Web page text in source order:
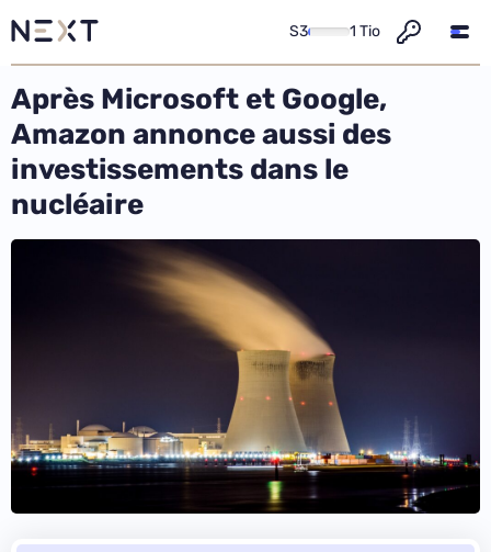
S3 1 Tio
Après Microsoft et Google,
Amazon annonce aussi des
investissements dans le
nucléaire